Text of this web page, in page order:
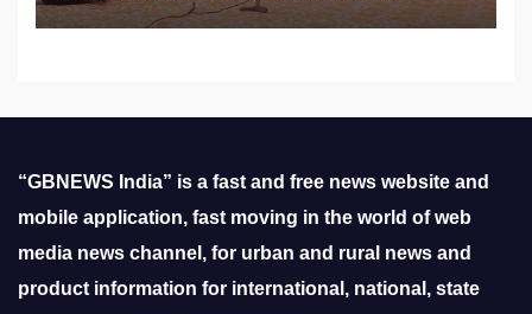
“GBNEWS India” is a fast and free news website and
mobile application, fast moving in the world of web
media news channel, for urban and rural news and
product information for international, national, state